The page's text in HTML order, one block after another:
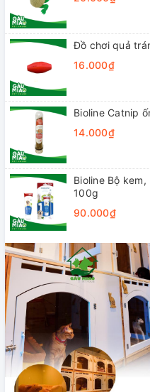
Đồ chơi quả
16.000₫
Bioline Catnip
14.000₫
Bioline Bộ
100g
90.000₫